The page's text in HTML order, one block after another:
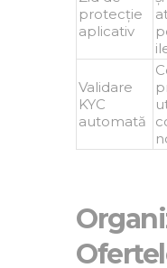
protecție
aplicativ
Validare
KYC
automată